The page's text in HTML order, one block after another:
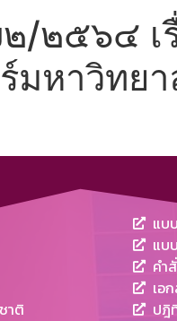
/๒๕๖๔ เ
มหาวิทยา
าติ
แบ
แบ
คำ
เอ
ปฎิ